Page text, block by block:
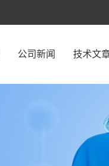
公司新闻 技术文